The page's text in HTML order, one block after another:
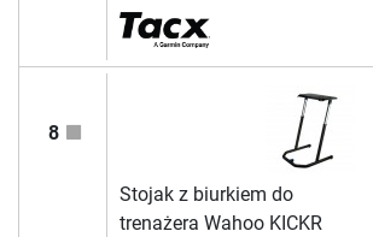
8
Stojak z biurkiem do
trenażera Wahoo KICKR